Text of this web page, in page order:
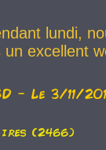
lundi,
excellent
- Le 3/11/
(2466)